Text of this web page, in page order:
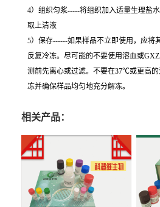
4）组织匀浆-----将组织加入适量生理盐水
取上清液
5）保存------如果样品不立即使用，应
反复冷冻。尽可能的不要使用溶血或
测前先离心或过滤。不要在37℃或更高
冻并确保样品均匀地充分解冻。
相关产品：